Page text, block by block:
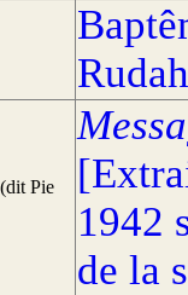
Pie
1942
de la